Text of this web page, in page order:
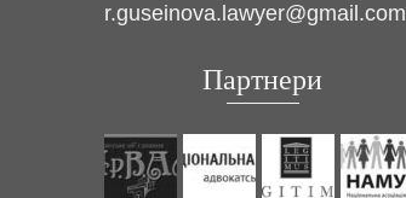
r.guseinova.lawyer@gmail.com
Партнери